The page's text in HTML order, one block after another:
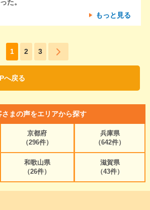
た。
もっと見る
1 2 3
へ戻る
さまの声をエリアから探す
京都府
（296件）
兵庫県
（642件）
和歌山県
（26件）
滋賀県
（43件）